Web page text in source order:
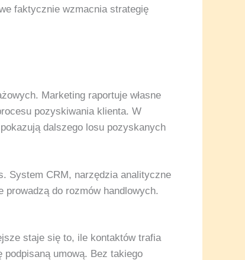
faktycznie wzmacnia strategię
Marketing raportuje własne
pozyskiwania klienta. W
dalszego losu pozyskanych
System CRM, narzędzia analityczne
prowadzą do rozmów handlowych.
staje się to, ile kontaktów trafia
umową. Bez takiego